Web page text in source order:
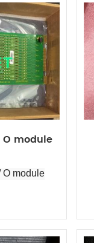
O module
O module